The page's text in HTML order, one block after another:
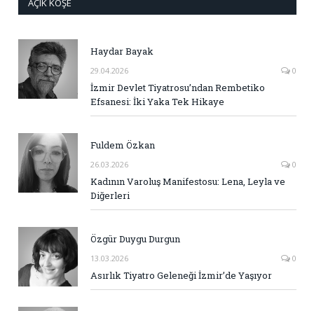
AÇIK KÖŞE
Haydar Bayak
29.04.2026 0
İzmir Devlet Tiyatrosu’ndan Rembetiko
Efsanesi: İki Yaka Tek Hikaye
Fuldem Özkan
26.03.2026 0
Kadının Varoluş Manifestosu: Lena, Leyla ve
Diğerleri
Özgür Duygu Durgun
13.03.2026 0
Asırlık Tiyatro Geleneği İzmir’de Yaşıyor